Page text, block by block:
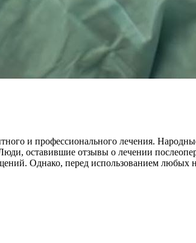
и профессионального лечения.
оставившие отзывы о лечении
Однако, перед использованием любых